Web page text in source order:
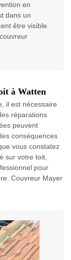
en
dans un
être visible.
à Watten
il est nécessaire
réparations
peuvent
conséquences
vous constatez
sur votre toit,
pour
Couvreur Mayer